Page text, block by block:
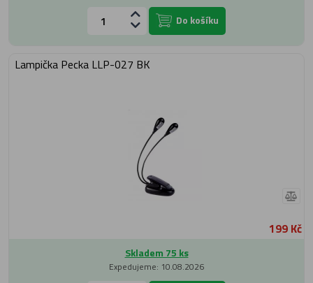
Do košíku
Lampička Pecka LLP-027 BK
199 Kč
Skladem 75 ks
Expedujeme: 10.08.2026